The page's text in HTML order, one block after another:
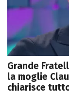
Grande
la moglie
chiarisce